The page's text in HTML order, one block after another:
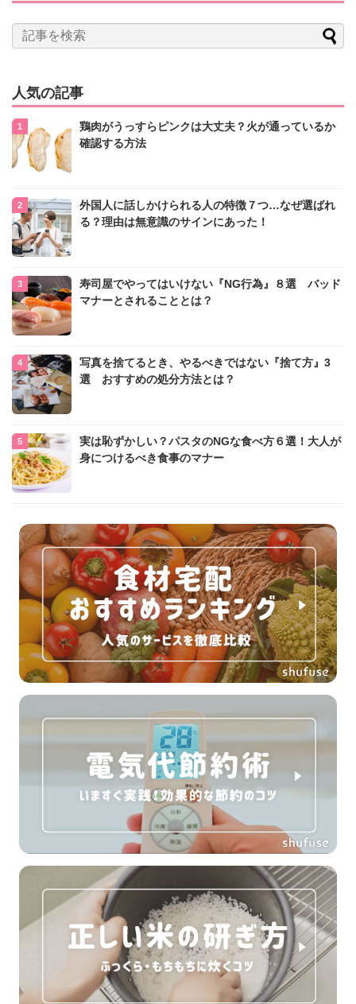
人気の記事
鶏肉がうっすらピンクは大丈夫？火が通っているか
確認する方法
外国人に話しかけられる人の特徴７つ…なぜ選ばれ
る？理由は無意識のサインにあった！
寿司屋でやってはいけない『NG行為』８選 バッド
マナーとされることとは？
写真を捨てるとき、やるべきではない『捨て方』3
選 おすすめの処分方法とは？
実は恥ずかしい？パスタのNGな食べ方６選！大人が
身につけるべき食事のマナー